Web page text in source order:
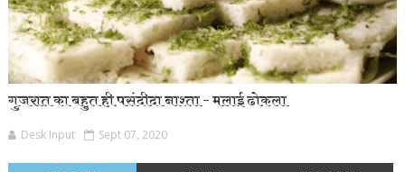
गुजरात का बहुत ही पसंदीदा नाश्ता – मलाई ढोकला
Desk Input Sept 07, 2020